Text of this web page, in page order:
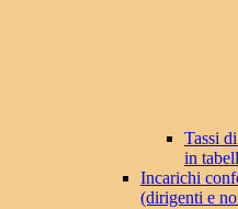
Tassi
in
Incarichi
(dirigenti e